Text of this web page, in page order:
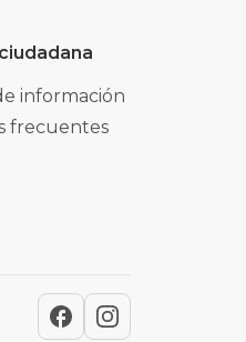
información
frecuentes